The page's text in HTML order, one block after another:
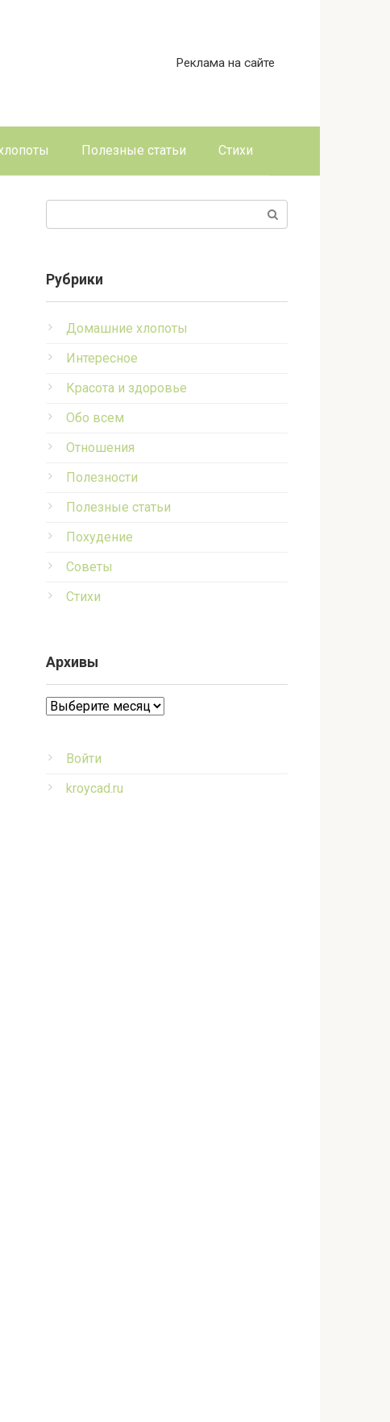
Реклама на сайте
Полезные статьи Стихи
Рубрики
Домашние хлопоты
Интересное
Красота и здоровье
Обо всем
Отношения
Полезности
Полезные статьи
Похудение
Советы
Стихи
Архивы
Архивы
Войти
kroycad.ru